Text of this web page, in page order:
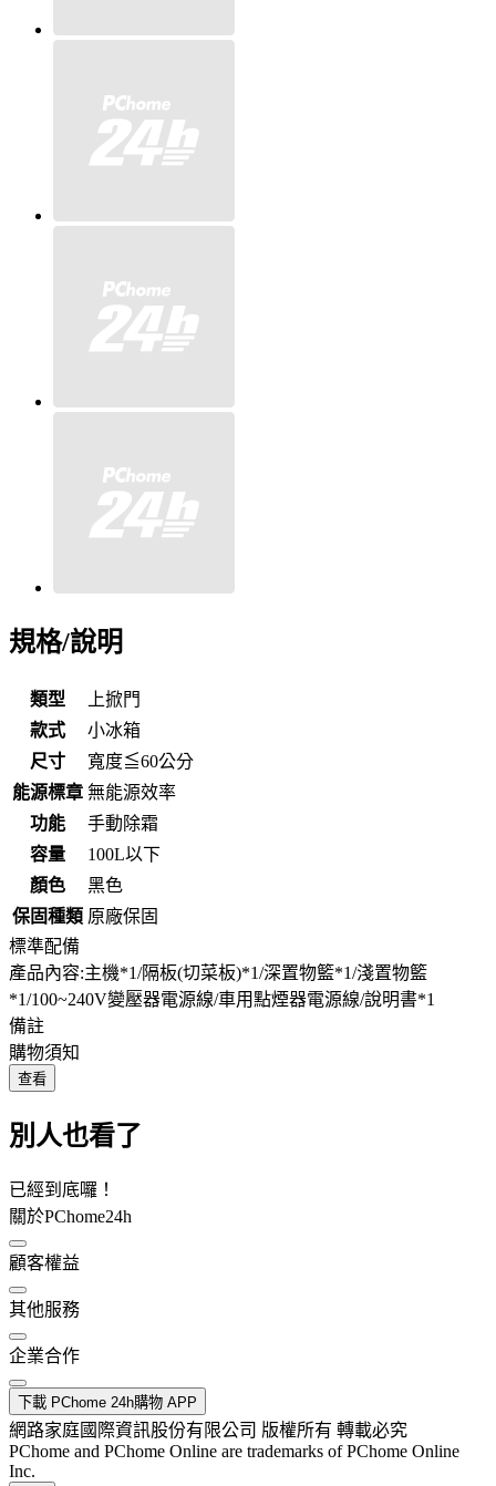
規格/說明
類型
上掀門
款式
小冰箱
尺寸
寬度≦60公分
能源標章 無能源效率
功能
手動除霜
容量
100L以下
顏色
黑色
保固種類 原廠保固
標準配備
產品內容:主機*1/隔板(切菜板)*1/深置物籃*1/淺置物籃
*1/100~240V變壓器電源線/車用點煙器電源線/說明書*1
備註
購物須知
查看
別人也看了
已經到底囉！
關於PChome24h
顧客權益
其他服務
企業合作
下載 PChome 24h購物 APP
網路家庭國際資訊股份有限公司 版權所有 轉載必究
PChome and PChome Online are trademarks of PChome Online
Inc.